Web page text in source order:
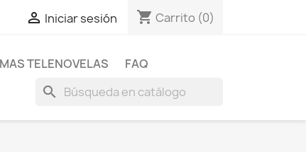
 Iniciar sesión shopping_cart Carrito (0)
MAS TELENOVELAS FAQ
search